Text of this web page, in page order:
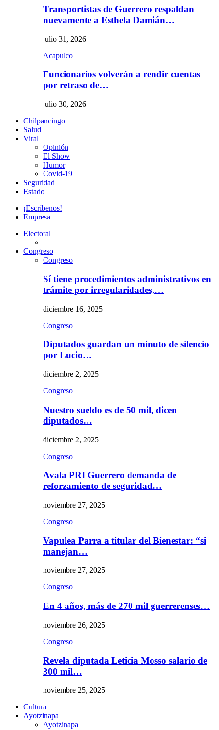
Transportistas de Guerrero respaldan
nuevamente a Esthela Damián…
julio 31, 2026
Acapulco
Funcionarios volverán a rendir cuentas
por retraso de…
julio 30, 2026
Chilpancingo
Salud
Viral
Opinión
El Show
Humor
Covid-19
Seguridad
Estado
¡Escríbenos!
Empresa
Electoral
Congreso
Congreso
Sí tiene procedimientos administrativos en
trámite por irregularidades,…
diciembre 16, 2025
Congreso
Diputados guardan un minuto de silencio
por Lucio…
diciembre 2, 2025
Congreso
Nuestro sueldo es de 50 mil, dicen
diputados…
diciembre 2, 2025
Congreso
Avala PRI Guerrero demanda de
reforzamiento de seguridad…
noviembre 27, 2025
Congreso
Vapulea Parra a titular del Bienestar: “si
manejan…
noviembre 27, 2025
Congreso
En 4 años, más de 270 mil guerrerenses…
noviembre 26, 2025
Congreso
Revela diputada Leticia Mosso salario de
300 mil…
noviembre 25, 2025
Cultura
Ayotzinapa
Ayotzinapa